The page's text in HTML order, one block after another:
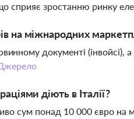
сприяє зростанню ринку
на міжнародних
документі (інвойсі),
діють в Італії?
сум понад 10 000 євро на